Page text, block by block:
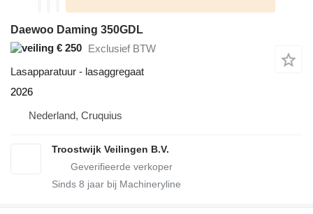
Daewoo Daming 350GDL
€ 250 Exclusief BTW
Lasapparatuur - lasaggregaat
2026
Nederland, Cruquius
Troostwijk Veilingen B.V.
Sinds 8 jaar bij Machineryline